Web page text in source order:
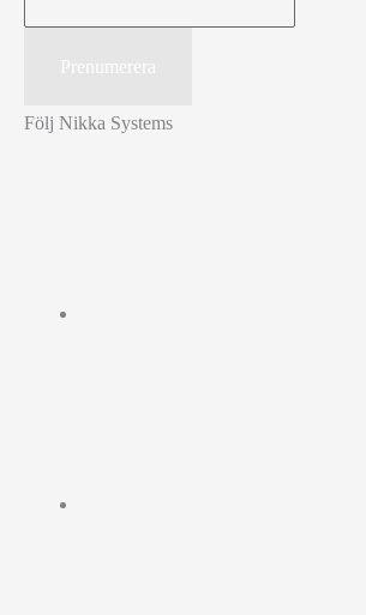
Följ Nikka Systems